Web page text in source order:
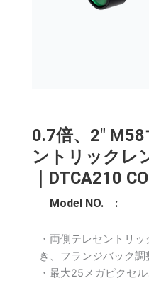
0.7倍、2″
ントリックレ
｜DTCA210
Model NO. :
・両側テレセントリ
き、フランジバック調
・最大25メガピクセ